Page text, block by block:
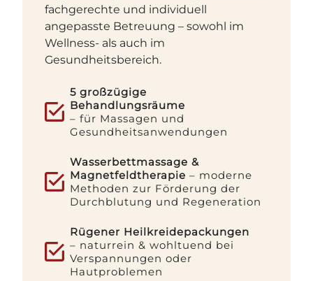
fachgerechte und individuell
angepasste Betreuung – sowohl im
Wellness- als auch im
Gesundheitsbereich.
5 großzügige
Behandlungsräume
– für Massagen und
Gesundheitsanwendungen
Wasserbettmassage &
Magnetfeldtherapie – moderne
Methoden zur Förderung der
Durchblutung und Regeneration
Rügener Heilkreidepackungen
– naturrein & wohltuend bei
Verspannungen oder
Hautproblemen